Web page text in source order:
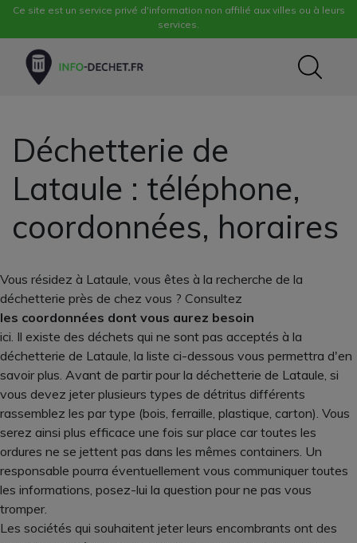
Ce site est un service privé d'information non affilié aux villes ou à leurs
services.
Déchetterie de
Lataule : téléphone,
coordonnées, horaires
Vous résidez à Lataule, vous êtes à la recherche de la
déchetterie près de chez vous ? Consultez
les coordonnées dont vous aurez besoin
ici. Il existe des déchets qui ne sont pas acceptés à la
déchetterie de Lataule, la liste ci-dessous vous permettra d'en
savoir plus. Avant de partir pour la déchetterie de Lataule, si
vous devez jeter plusieurs types de détritus différents
rassemblez les par type (bois, ferraille, plastique, carton). Vous
serez ainsi plus efficace une fois sur place car toutes les
ordures ne se jettent pas dans les mêmes containers. Un
responsable pourra éventuellement vous communiquer toutes
les informations, posez-lui la question pour ne pas vous
tromper.
Les sociétés qui souhaitent jeter leurs encombrants ont des